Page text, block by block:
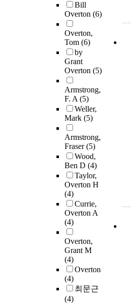
Bill
Overton (6)
Overton,
Tom (6)
by
Grant
Overton (5)
Armstrong,
F. A(5)
Weller,
Mark (5)
Armstrong,
Fraser(5)
Wood,
Ben D (4)
Taylor,
Overton H
(4)
Currie,
Overton A
(4)
Overton,
Grant M
(4)
Overton
(4)
최문근
(4)